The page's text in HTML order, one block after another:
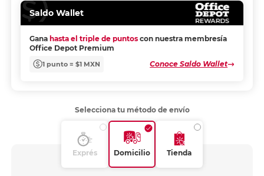
Saldo Wallet
Gana hasta el triple de puntos con nuestra membresía
Office Depot Premium
1 punto = $1 MXN Conoce Saldo Wallet
Selecciona tu método de envío
Exprés Domicilio Tienda